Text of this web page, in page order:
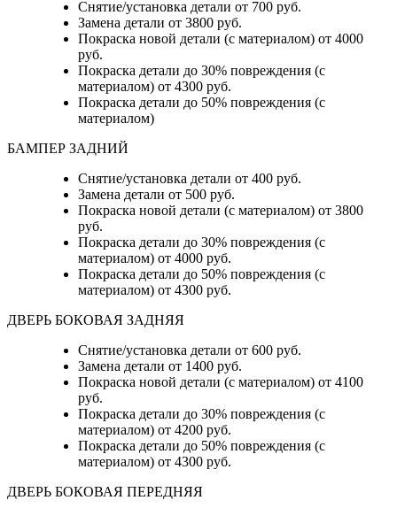
Снятие/установка детали от 700 руб.
Замена детали от 3800 руб.
Покраска новой детали (с материалом) от 4000
руб.
Покраска детали до 30% повреждения (с
материалом) от 4300 руб.
Покраска детали до 50% повреждения (с
материалом)
БАМПЕР ЗАДНИЙ
Снятие/установка детали от 400 руб.
Замена детали от 500 руб.
Покраска новой детали (с материалом) от 3800
руб.
Покраска детали до 30% повреждения (с
материалом) от 4000 руб.
Покраска детали до 50% повреждения (с
материалом) от 4300 руб.
ДВЕРЬ БОКОВАЯ ЗАДНЯЯ
Снятие/установка детали от 600 руб.
Замена детали от 1400 руб.
Покраска новой детали (с материалом) от 4100
руб.
Покраска детали до 30% повреждения (с
материалом) от 4200 руб.
Покраска детали до 50% повреждения (с
материалом) от 4300 руб.
ДВЕРЬ БОКОВАЯ ПЕРЕДНЯЯ